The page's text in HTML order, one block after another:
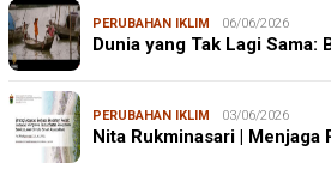
PERUBAHAN IKLIM 06/06/2026
Dunia yang Tak Lagi Sama:
PERUBAHAN IKLIM 03/06/2026
Nita Rukminasari | Menjaga